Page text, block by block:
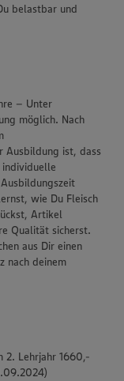
belastbar und
– Unter
möglich. Nach
Ausbildung ist, dass
wie Du Fleisch
Artikel
Qualität sicherst.
aus Dir einen
nach deinem
2. Lehrjahr 1660,-